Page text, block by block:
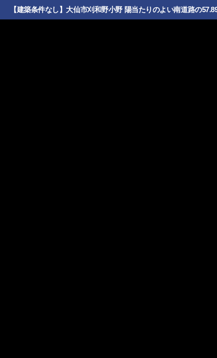
【建築条件なし】大仙市刈和野小野 陽当たりのよい南道路の